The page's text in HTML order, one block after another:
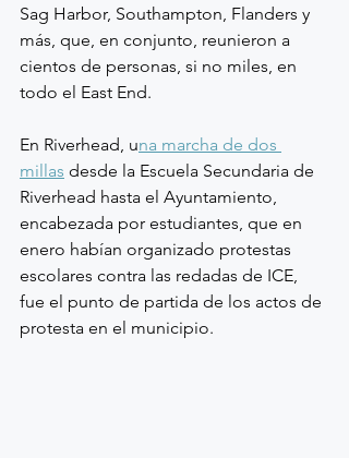
Sag Harbor, Southampton, Flanders y
más, que, en conjunto, reunieron a
cientos de personas, si no miles, en
todo el East End.
En Riverhead, una marcha de dos
millas desde la Escuela Secundaria de
Riverhead hasta el Ayuntamiento,
encabezada por estudiantes, que en
enero habían organizado protestas
escolares contra las redadas de ICE,
fue el punto de partida de los actos de
protesta en el municipio.